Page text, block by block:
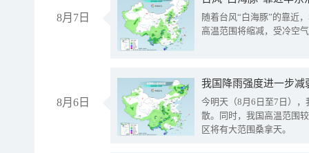
8月7日
随着台风“白海豚”的靠近
高温范围将缩减，受冷空
8月6日
今明天（8月6日至7日）
散。同时，我国高温范围
区将有大范围桑拿天。